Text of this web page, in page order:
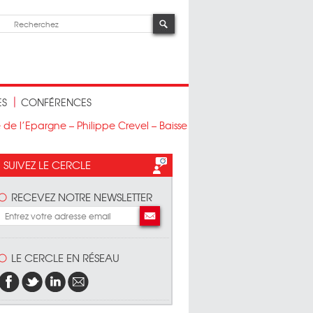
CONFÉRENCES
l’Epargne – Philippe Crevel – Baisse
SUIVEZ LE CERCLE
RECEVEZ NOTRE NEWSLETTER
LE CERCLE EN RÉSEAU